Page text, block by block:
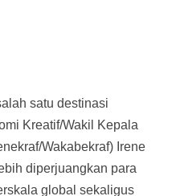
satu destinasi
Kreatif/Wakil Kepala
Wakabekraf) Irene
diperjuangkan para
global sekaligus